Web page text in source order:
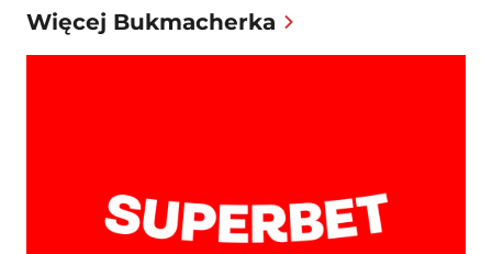
Więcej Bukmacherka